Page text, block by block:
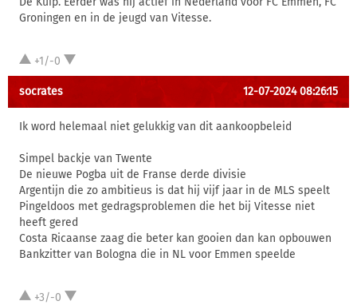
Groningen en in de jeugd van Vitesse.
+1/-0
socrates 12-07-2024 08:26:15
Ik word helemaal niet gelukkig van dit aankoopbeleid
Simpel backje van Twente
De nieuwe Pogba uit de Franse derde divisie
Argentijn die zo ambitieus is dat hij vijf jaar in de MLS speelt
Pingeldoos met gedragsproblemen die het bij Vitesse niet
heeft gered
Costa Ricaanse zaag die beter kan gooien dan kan opbouwen
Bankzitter van Bologna die in NL voor Emmen speelde
+3/-0